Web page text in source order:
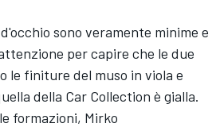
sono veramente minime e
per capire che le due
le finiture del muso in viola e
della Car Collection è gialla.
formazioni, Mirko